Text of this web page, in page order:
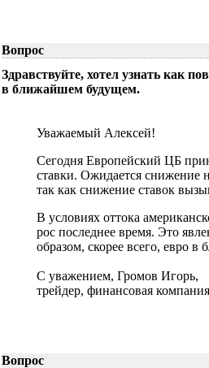
Вопрос
Здравствуйте, хотел узнать как
в ближайшем будущем.
Уважаемый Алексей!
Сегодня Европейский ЦБ
ставки. Ожидается снижение
так как снижение ставок
В условиях оттока
рос последнее время. Это
образом, скорее всего, евро
С уважением, Громов Игорь,
трейдер, финансовая
Вопрос